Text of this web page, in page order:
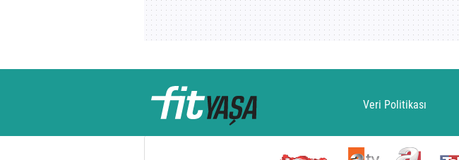
Veri Politikası